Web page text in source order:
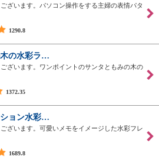
ざいます。パソコン操作をする主婦の表情パタ
1290.8
の水彩ラ…
ざいます。ワンポイントのサンタともみの木の
1372.35
ョン水彩…
ざいます。可愛いメモをイメージした水彩フレ
1689.8